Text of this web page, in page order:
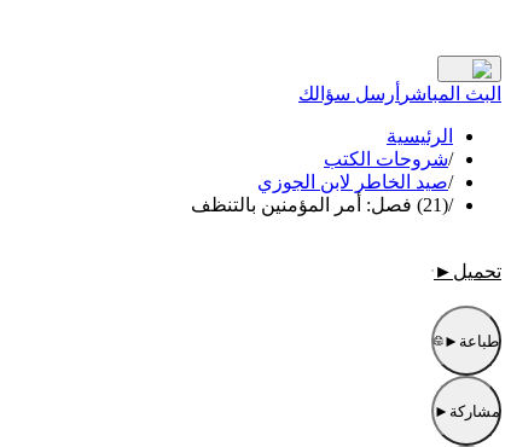
البث المباشر أرسل سؤالك
الرئيسية
/شروحات الكتب
/صيد الخاطر لابن الجوزي
/(21) فصل: أمر المؤمنين بالتنظف
تحميل ►
طباعة ►
مشاركة ►